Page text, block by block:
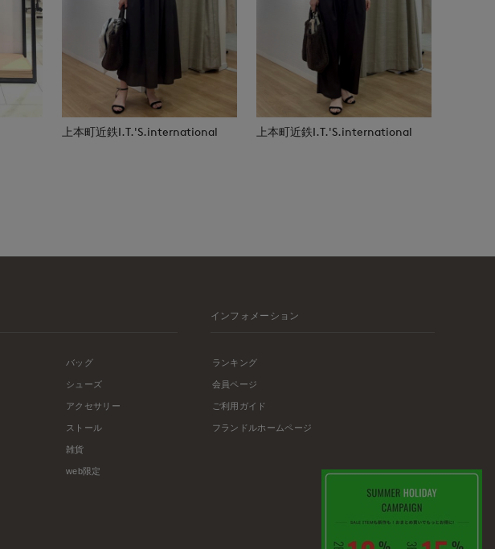
上本町近鉄I.T.'S.international 上本町近鉄I.T.'S.international
バッグ
シューズ
アクセサリー
ストール
雑貨
web限定
インフォメーション
ランキング
会員ページ
ご利用ガイド
フランドルホームページ